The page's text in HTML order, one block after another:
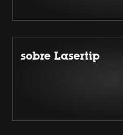
sobre Lasertip